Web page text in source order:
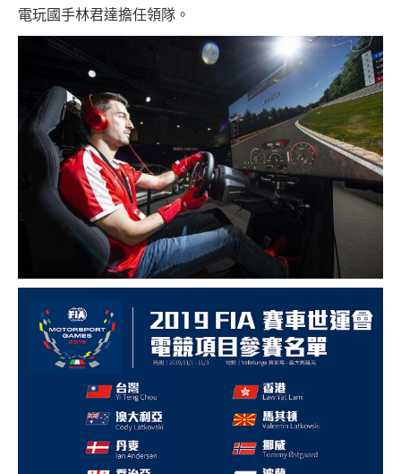
電玩國手林君達擔任領隊。